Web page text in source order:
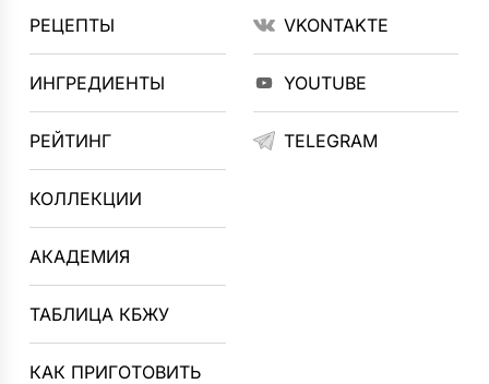
РЕЦЕПТЫ
ИНГРЕДИЕНТЫ
РЕЙТИНГ
КОЛЛЕКЦИИ
АКАДЕМИЯ
ТАБЛИЦА КБЖУ
КАК ПРИГОТОВИТЬ
VKONTAKTE
YOUTUBE
TELEGRAM